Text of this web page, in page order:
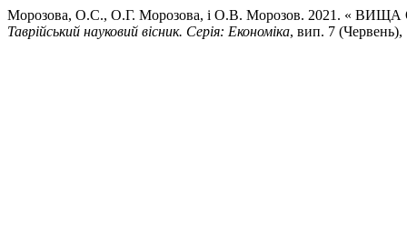
Морозова, О.С., О.Г. Морозова, і О.В. Морозов. 2021. «
Таврійський науковий вісник. Серія: Економіка, вип. 7 (Червень),